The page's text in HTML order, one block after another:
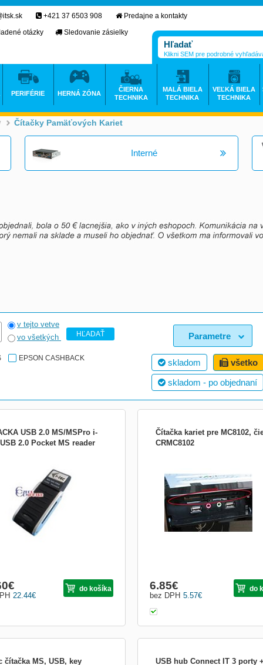
>
Čítačky Pamäťových Kariet
Interné
skladom
všetko
skladom - po objednaní
Parametre
v tejto vetve
vo všetkých
HĽADAŤ
EPSON CASHBACK
USB 2.0 MS/MSPro i-
2.0 Pocket MS reader
v digitálních fotoaparátech pro
snímků. Po nafocení je
třeba přenést nafocené
do počítače. Snad každý digitální
je proto vybaven rozhraním pro
k počítači
22.44€
€ do košíka
Čítačka kariet pre MC8102,
CRMC8102
SDHC, microSD
5.57€
bez DPH
6.85€ do
čítačka MS, USB, key
USB hub Connect IT 3 porty +
+421 37 6503 908
Predajne a kontakty
otázky
Sledovanie zásielky
Klikni SEM pre podrobné
PERIFÉRIE HERNÁ ZÓNA
ČIERNA
TECHNIKA
MALÁ BIELA
TECHNIKA
VEĽKÁ BIELA
TECHNIKA